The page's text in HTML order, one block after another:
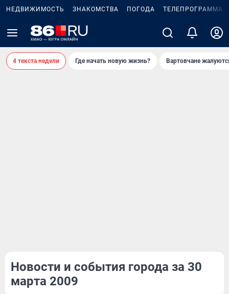
НЕДВИЖИМОСТЬ ЗНАКОМСТВА ПОГОДА ТЕЛЕПРОГРАММА
4 текста недели Где начать новую жизнь? Вартовчане
Новости и события города за 30
марта 2009